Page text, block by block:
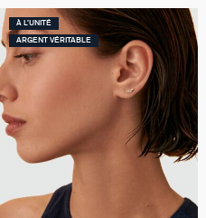
À L'UNITÉ
ARGENT VÉRITABLE